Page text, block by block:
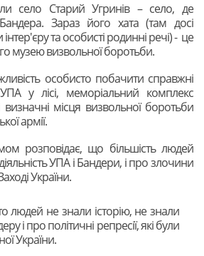
село Старий Угринів – село, де
Зараз його хата (там досі
та особисті родинні речі) - це
музею визвольної боротьби.
особисто побачити справжні
у лісі, меморіальний комплекс
місця визвольної боротьби
армії.
розповідає, що більшість людей
УПА і Бандери, і про злочини
України.
людей не знали історію, не знали
і про політичні репресії, які були
України.